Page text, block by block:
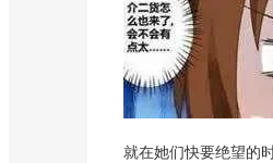
就在她们快要绝望的